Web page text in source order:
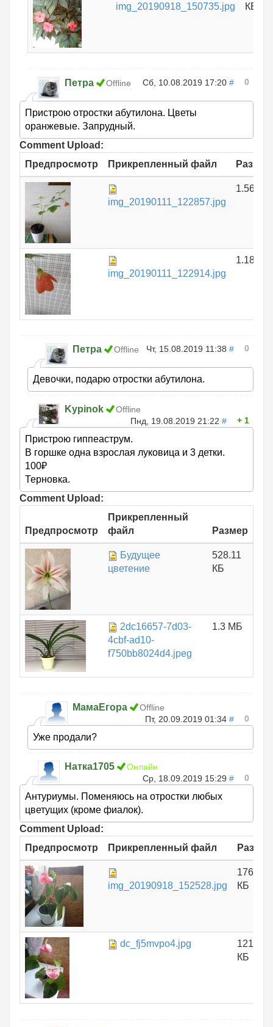
img_20190918_150735.jpg
КБ
Петра Offline Сб, 10.08.2019 17:20 # 0
Пристрою отростки абутилона. Цветы
оранжевые. Запрудный.
Comment Upload:
Предпросмотр
Прикрепленный файл Размер
img_20190111_122857.jpg
1.56 МБ
img_20190111_122914.jpg
1.18 МБ
Петра Offline Чт, 15.08.2019 11:38 # 0
Девочки, подарю отростки абутилона.
Kypinok
Offline
Пнд, 19.08.2019 21:22 # 1
Пристрою гиппеаструм.
В горшке одна взрослая луковица и 3 детки.
100₽
Терновка.
Comment Upload:
Предпросмотр
Прикрепленный
файл
Размер
Будущее
цветение
528.11
КБ
2dc16657-7d03-
4cbf-ad10-
f750bb8024d4.jpeg
1.3 МБ
МамаЕгора
Offline
Пт, 20.09.2019 01:34 # 0
Уже продали?
Натка1705
Онлайн
Ср, 18.09.2019 15:29 # 0
Антуриумы. Поменяюсь на отростки любых
цветущих (кроме фиалок).
Comment Upload:
Предпросмотр
Прикрепленный файл Размер
img_20190918_152528.jpg
176.06
КБ
dc_fj5mvpo4.jpg
121.14
КБ